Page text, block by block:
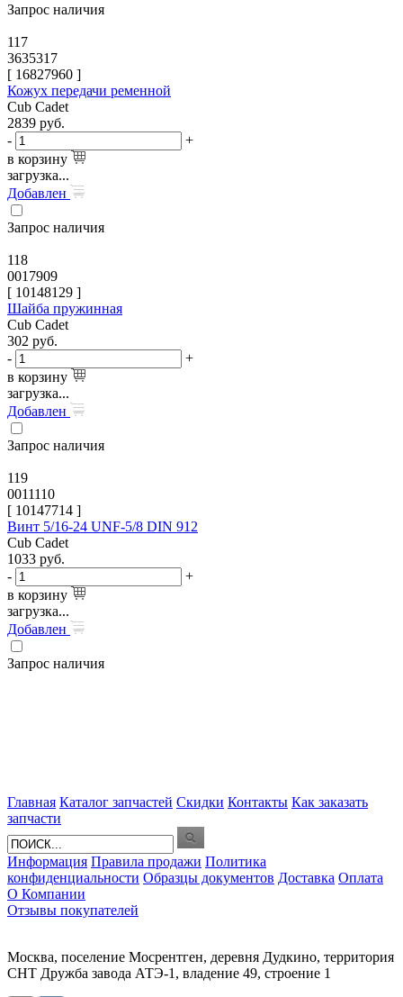
Запрос наличия
117
3635317
[ 16827960 ]
Кожух передачи ременной
Cub Cadet
2839 руб.
-
+
в корзину
загрузка...
Добавлен
Запрос наличия
118
0017909
[ 10148129 ]
Шайба пружинная
Cub Cadet
302 руб.
-
+
в корзину
загрузка...
Добавлен
Запрос наличия
119
0011110
[ 10147714 ]
Винт 5/16-24 UNF-5/8 DIN 912
Cub Cadet
1033 руб.
-
+
в корзину
загрузка...
Добавлен
Запрос наличия
Главная Каталог запчастей Скидки Контакты Как заказать
запчасти
Информация Правила продажи Политика
конфиденциальности Образцы документов Доставка Оплата
О Компании
Отзывы покупателей
Москва, поселение Мосрентген, деревня Дудкино, территория
СНТ Дружба завода АТЭ-1, владение 49, строение 1